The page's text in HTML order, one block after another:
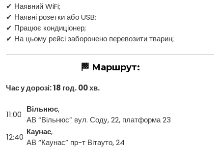
✔ Наявний WiFi;
✔ Наявні розетки або USB;
✔ Працює кондиціонер;
✔ На цьому рейсі заборонено перевозити тварин;
🏁 Маршрут:
Час у дорозі: 18 год. 00 хв.
11:00
Вільнюс,
АВ “Вільнюс” вул. Соду, 22, платформа 23
12:40
Каунас,
АВ “Каунас” пр-т Вітауто, 24